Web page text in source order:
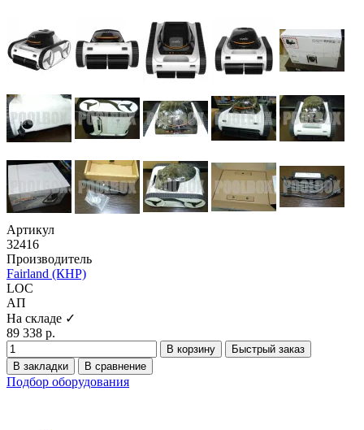
Артикул
32416
Производитель
Fairland (КНР)
LOC
АП
На складе ✓
89 338 р.
В корзину
Быстрый заказ
В закладки
В сравнение
Подбор оборудования